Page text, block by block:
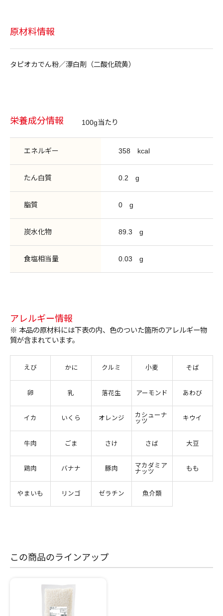
原材料情報
タピオカでん粉／漂白剤（二酸化硫黄）
栄養成分情報 100g当たり
エネルギー 358 kcal
たん白質 0.2 g
脂質 0 g
炭水化物 89.3 g
食塩相当量 0.03 g
アレルギー情報
※ 本品の原材料には下表の内、色のついた箇所のアレルギー物
質が含まれています。
えび かに クルミ 小麦 そば
卵 乳 落花生 アーモンド あわび
イカ いくら オレンジ
カシューナ
ッツ
キウイ
牛肉 ごま さけ さば 大豆
鶏肉 バナナ 豚肉
マカダミア
ナッツ
もも
やまいも リンゴ ゼラチン 魚介類
この商品のラインアップ